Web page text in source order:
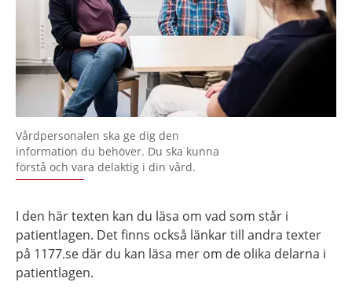
Vårdpersonalen ska ge dig den
information du behöver. Du ska kunna
förstå och vara delaktig i din vård.
I den här texten kan du läsa om vad som står i
patientlagen. Det finns också länkar till andra texter
på 1177.se där du kan läsa mer om de olika delarna i
patientlagen.